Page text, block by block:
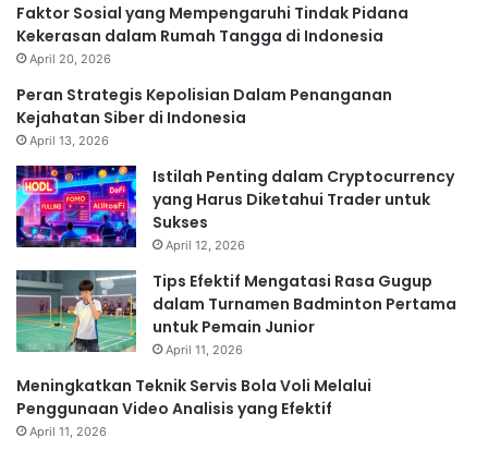
Faktor Sosial yang Mempengaruhi Tindak Pidana
Kekerasan dalam Rumah Tangga di Indonesia
April 20, 2026
Peran Strategis Kepolisian Dalam Penanganan
Kejahatan Siber di Indonesia
April 13, 2026
Istilah Penting dalam Cryptocurrency
yang Harus Diketahui Trader untuk
Sukses
April 12, 2026
Tips Efektif Mengatasi Rasa Gugup
dalam Turnamen Badminton Pertama
untuk Pemain Junior
April 11, 2026
Meningkatkan Teknik Servis Bola Voli Melalui
Penggunaan Video Analisis yang Efektif
April 11, 2026